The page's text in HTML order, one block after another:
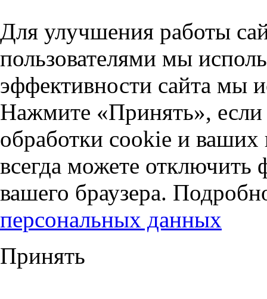
Для улучшения работы
пользователями мы
эффективности сайта мы
Нажмите «Принять», если
обработки cookie и
всегда можете отключить
вашего браузера.
персональных данных
Принять